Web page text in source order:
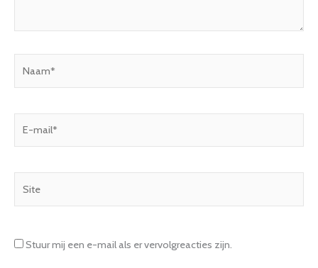
Stuur mij een e-mail als er vervolgreacties zijn.